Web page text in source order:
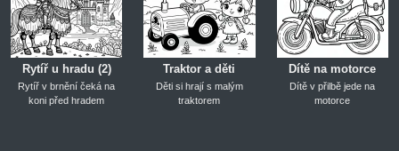
Rytíř u hradu (2)
Rytíř v brnění čeká na
koni před hradem
Traktor a děti
Děti si hrají s malým
traktorem
Dítě na motorce
Dítě v přilbě jede na
motorce